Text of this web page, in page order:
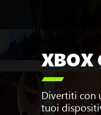
XBOX

Divertiti con
tuoi